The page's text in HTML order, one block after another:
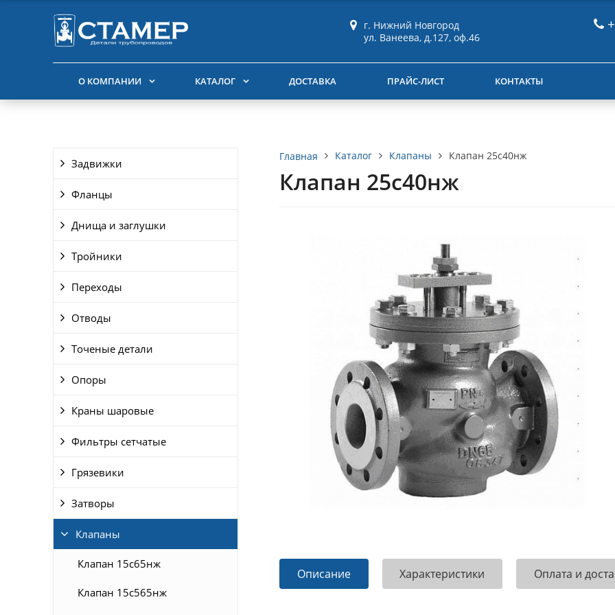
г. Нижний Новгород
ул. Ванеева, д.127, оф.46
О КОМПАНИИ КАТАЛОГ ДОСТАВКА ПРАЙС-ЛИСТ КОНТАКТЫ
Задвижки
Фланцы
Днища и заглушки
Тройники
Переходы
Отводы
Точеные детали
Опоры
Краны шаровые
Фильтры сетчатые
Грязевики
Затворы
Клапаны
Клапан 15с65нж
Клапан 15с565нж
Главная Каталог Клапаны Клапан 25с40нж
Клапан 25с40нж
Описание Характеристики Оплата и